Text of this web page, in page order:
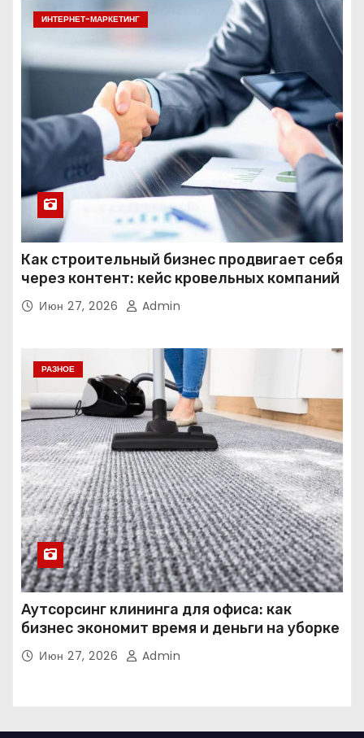
ИНТЕРНЕТ-МАРКЕТИНГ
Как строительный бизнес продвигает себя
через контент: кейс кровельных компаний
Июн 27, 2026 Admin
РАЗНОЕ
Аутсорсинг клининга для офиса: как
бизнес экономит время и деньги на уборке
Июн 27, 2026 Admin